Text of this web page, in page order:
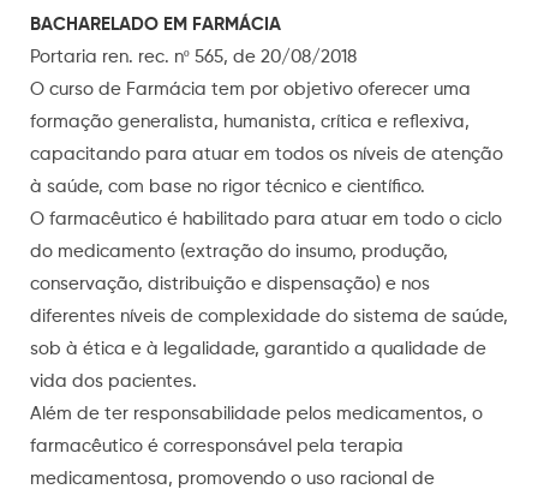
BACHARELADO EM FARMÁCIA
Portaria ren. rec. nº 565, de 20/08/2018
O curso de Farmácia tem por objetivo oferecer uma
formação generalista, humanista, crítica e reflexiva,
capacitando para atuar em todos os níveis de atenção
à saúde, com base no rigor técnico e científico.
O farmacêutico é habilitado para atuar em todo o ciclo
do medicamento (extração do insumo, produção,
conservação, distribuição e dispensação) e nos
diferentes níveis de complexidade do sistema de saúde,
sob à ética e à legalidade, garantido a qualidade de
vida dos pacientes.
Além de ter responsabilidade pelos medicamentos, o
farmacêutico é corresponsável pela terapia
medicamentosa, promovendo o uso racional de